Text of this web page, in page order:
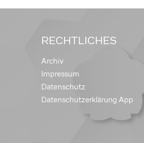
RECHTLICHES
Archiv
Impressum
Datenschutz
Datenschutzerklärung App